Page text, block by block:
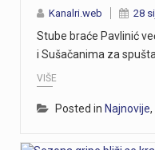
Kanalri.web 28
Stube braće Pavlinić
i Sušačanima za
VIŠE
Posted in Najnovije,